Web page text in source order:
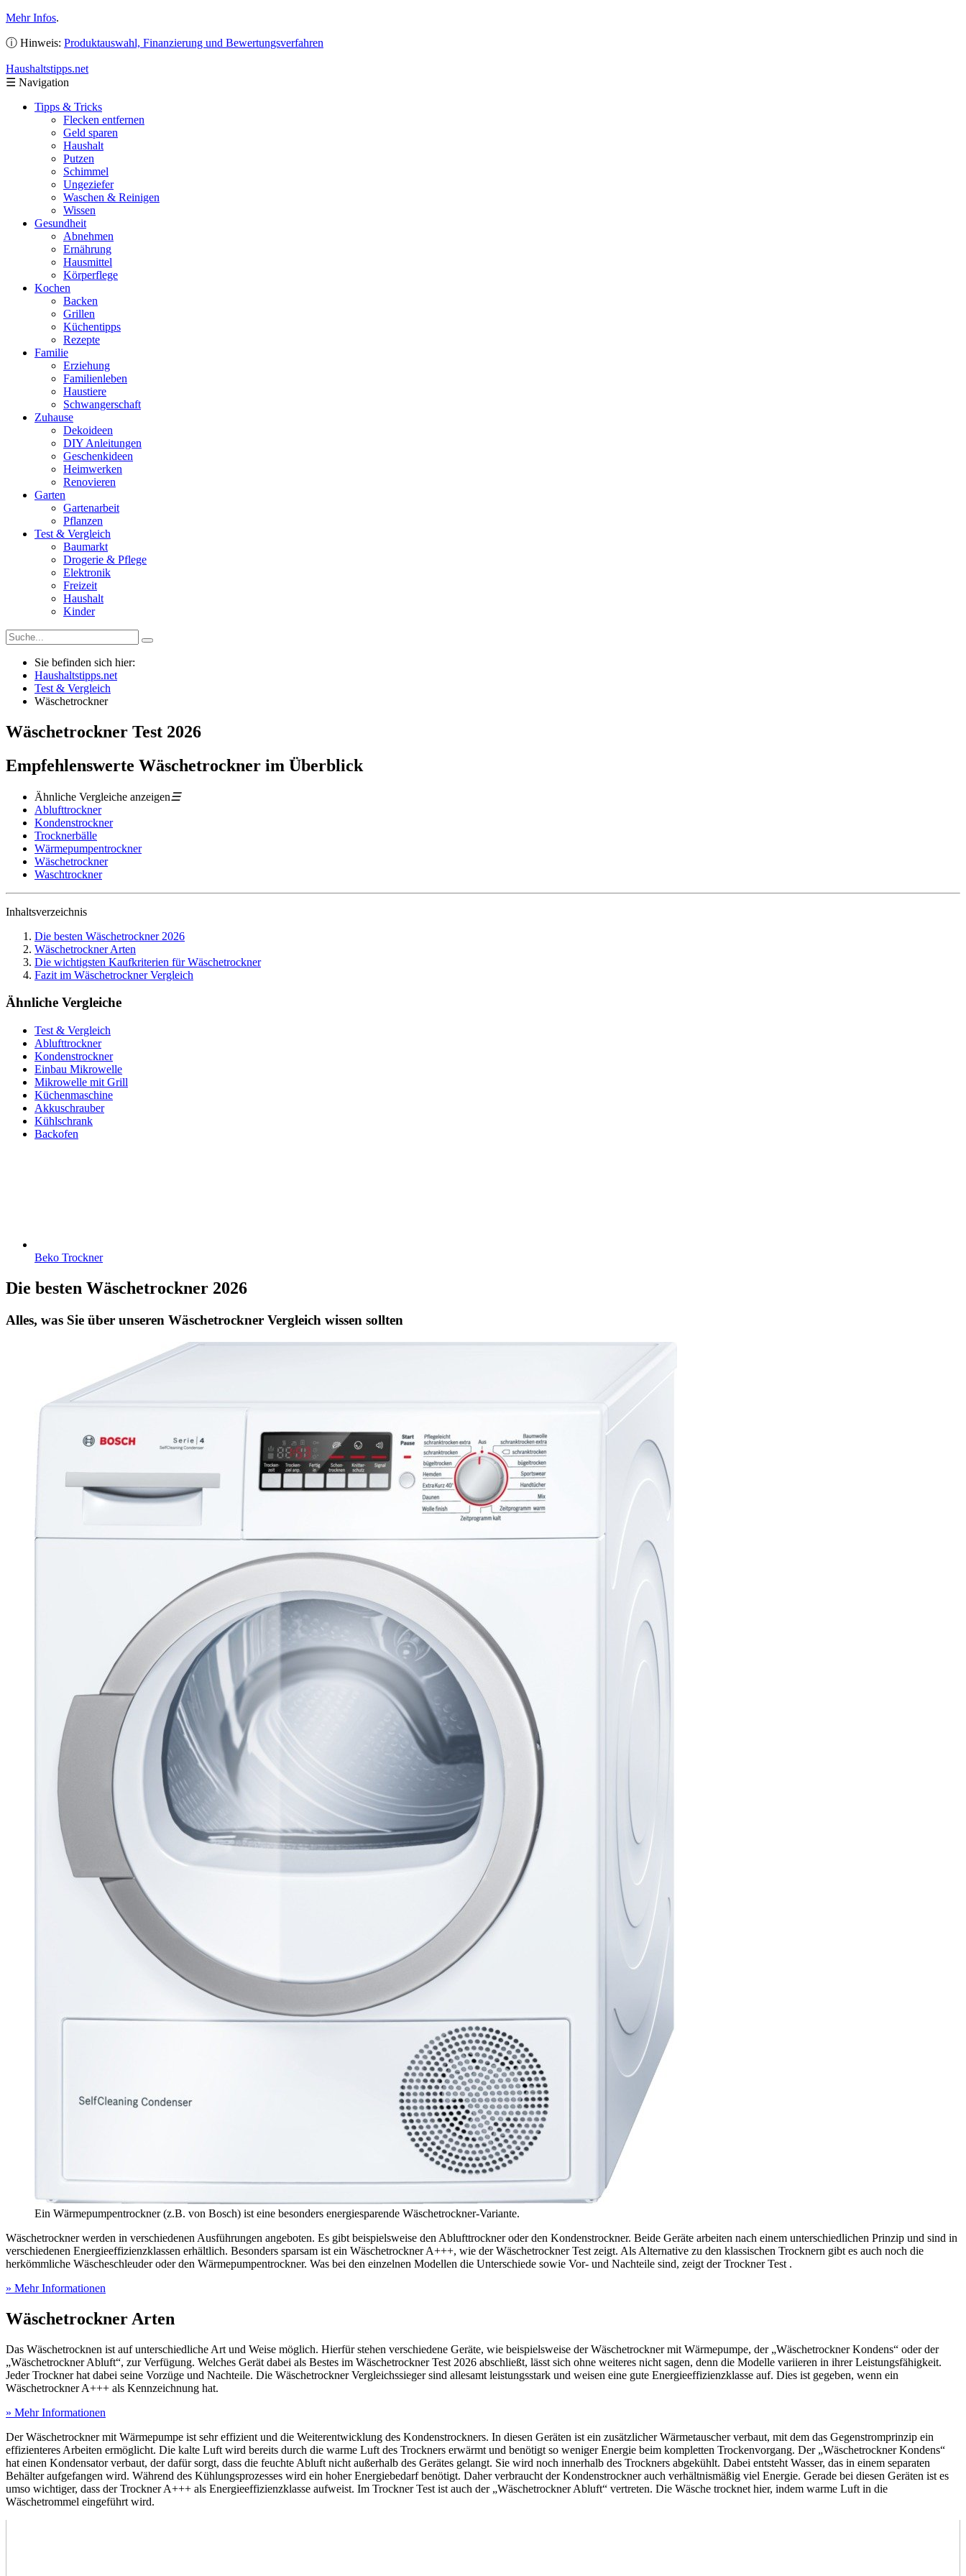
Mehr Infos.
ⓘ Hinweis: Produktauswahl, Finanzierung und Bewertungsverfahren
Haushaltstipps.net
☰ Navigation
Tipps & Tricks
Flecken entfernen
Geld sparen
Haushalt
Putzen
Schimmel
Ungeziefer
Waschen & Reinigen
Wissen
Gesundheit
Abnehmen
Ernährung
Hausmittel
Körperflege
Kochen
Backen
Grillen
Küchentipps
Rezepte
Familie
Erziehung
Familienleben
Haustiere
Schwangerschaft
Zuhause
Dekoideen
DIY Anleitungen
Geschenkideen
Heimwerken
Renovieren
Garten
Gartenarbeit
Pflanzen
Test & Vergleich
Baumarkt
Drogerie & Pflege
Elektronik
Freizeit
Haushalt
Kinder
Sie befinden sich hier:
Haushaltstipps.net
Test & Vergleich
Wäschetrockner
Wäschetrockner Test 2026
Empfehlenswerte Wäschetrockner im Überblick
Ähnliche Vergleiche anzeigen☰
Ablufttrockner
Kondenstrockner
Trocknerbälle
Wärmepumpentrockner
Wäschetrockner
Waschtrockner
Inhaltsverzeichnis
Die besten Wäschetrockner 2026
Wäschetrockner Arten
Die wichtigsten Kaufkriterien für Wäschetrockner
Fazit im Wäschetrockner Vergleich
Ähnliche Vergleiche
Test & Vergleich
Ablufttrockner
Kondenstrockner
Einbau Mikrowelle
Mikrowelle mit Grill
Küchenmaschine
Akkuschrauber
Kühlschrank
Backofen
Beko Trockner
Die besten Wäschetrockner 2026
Alles, was Sie über unseren Wäschetrockner Vergleich wissen sollten
Ein Wärmepumpentrockner (z.B. von Bosch) ist eine besonders energiesparende Wäschetrockner-Variante.
Wäschetrockner werden in verschiedenen Ausführungen angeboten. Es gibt beispielsweise den Ablufttrockner oder den Kondenstrockner. Beide Geräte arbeiten nach einem unterschiedlichen Prinzip und sind in
verschiedenen Energieeffizienzklassen erhältlich. Besonders sparsam ist ein Wäschetrockner A+++, wie der Wäschetrockner Test zeigt. Als Alternative zu den klassischen Trocknern gibt es auch noch die
herkömmliche Wäscheschleuder oder den Wärmepumpentrockner. Was bei den einzelnen Modellen die Unterschiede sowie Vor- und Nachteile sind, zeigt der Trockner Test .
» Mehr Informationen
Wäschetrockner Arten
Das Wäschetrocknen ist auf unterschiedliche Art und Weise möglich. Hierfür stehen verschiedene Geräte, wie beispielsweise der Wäschetrockner mit Wärmepumpe, der „Wäschetrockner Kondens“ oder der
„Wäschetrockner Abluft“, zur Verfügung. Welches Gerät dabei als Bestes im Wäschetrockner Test 2026 abschließt, lässt sich ohne weiteres nicht sagen, denn die Modelle variieren in ihrer Leistungsfähigkeit.
Jeder Trockner hat dabei seine Vorzüge und Nachteile. Die Wäschetrockner Vergleichssieger sind allesamt leistungsstark und weisen eine gute Energieeffizienzklasse auf. Dies ist gegeben, wenn ein
Wäschetrockner A+++ als Kennzeichnung hat.
» Mehr Informationen
Der Wäschetrockner mit Wärmepumpe ist sehr effizient und die Weiterentwicklung des Kondenstrockners. In diesen Geräten ist ein zusätzlicher Wärmetauscher verbaut, mit dem das Gegenstromprinzip ein
effizienteres Arbeiten ermöglicht. Die kalte Luft wird bereits durch die warme Luft des Trockners erwärmt und benötigt so weniger Energie beim kompletten Trockenvorgang. Der „Wäschetrockner Kondens“
hat einen Kondensator verbaut, der dafür sorgt, dass die feuchte Abluft nicht außerhalb des Gerätes gelangt. Sie wird noch innerhalb des Trockners abgekühlt. Dabei entsteht Wasser, das in einem separaten
Behälter aufgefangen wird. Während des Kühlungsprozesses wird ein hoher Energiebedarf benötigt. Daher verbraucht der Kondenstrockner auch verhältnismäßig viel Energie. Gerade bei diesen Geräten ist es
umso wichtiger, dass der Trockner A+++ als Energieeffizienzklasse aufweist. Im Trockner Test ist auch der „Wäschetrockner Abluft“ vertreten. Die Wäsche trocknet hier, indem warme Luft in die
Wäschetrommel eingeführt wird.